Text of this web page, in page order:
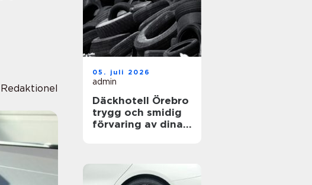
Redaktionel
05. juli 2026
admin
Däckhotell Örebro
trygg och smidig
förvaring av dina